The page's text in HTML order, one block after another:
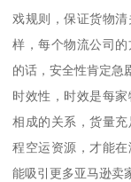
戏规则，保证货物
样，每个物流公司
的话，安全性肯定急
时效性，时效是每
相成的关系，货量
程空运资源，才能
能吸引更多亚马逊卖